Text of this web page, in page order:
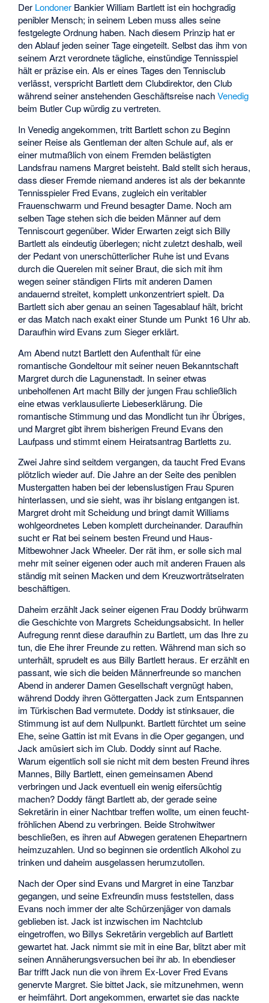
Der Londoner Bankier William Bartlett ist ein hochgradig
penibler Mensch; in seinem Leben muss alles seine
festgelegte Ordnung haben. Nach diesem Prinzip hat er
den Ablauf jeden seiner Tage eingeteilt. Selbst das ihm von
seinem Arzt verordnete tägliche, einstündige Tennisspiel
hält er präzise ein. Als er eines Tages den Tennisclub
verlässt, verspricht Bartlett dem Clubdirektor, den Club
während seiner anstehenden Geschäftsreise nachVenedig
beim Butler Cup würdig zu vertreten.
In Venedig angekommen, tritt Bartlett schon zu Beginn
seiner Reise als Gentleman der alten Schule auf, als er
einer mutmaßlich von einem Fremden belästigten
Landsfrau namens Margret beisteht. Bald stellt sich heraus,
dass dieser Fremde niemand anderes ist als der bekannte
Tennisspieler Fred Evans, zugleich ein veritabler
Frauenschwarm und Freund besagter Dame. Noch am
selben Tage stehen sich die beiden Männer auf dem
Tenniscourt gegenüber. Wider Erwarten zeigt sich Billy
Bartlett als eindeutig überlegen; nicht zuletzt deshalb, weil
der Pedant von unerschütterlicher Ruhe ist und Evans
durch die Querelen mit seiner Braut, die sich mit ihm
wegen seiner ständigen Flirts mit anderen Damen
andauernd streitet, komplett unkonzentriert spielt. Da
Bartlett sich aber genau an seinen Tagesablauf hält, bricht
er das Match nach exakt einer Stunde um Punkt 16 Uhr ab.
Daraufhin wird Evans zum Sieger erklärt.
Am Abend nutzt Bartlett den Aufenthalt für eine
romantische Gondeltour mit seiner neuen Bekanntschaft
Margret durch die Lagunenstadt. In seiner etwas
unbeholfenen Art macht Billy der jungen Frau schließlich
eine etwas verklausulierte Liebeserklärung. Die
romantische Stimmung und das Mondlicht tun ihr Übriges,
und Margret gibt ihrem bisherigen Freund Evans den
Laufpass und stimmt einem Heiratsantrag Bartletts zu.
Zwei Jahre sind seitdem vergangen, da taucht Fred Evans
plötzlich wieder auf. Die Jahre an der Seite des peniblen
Mustergatten haben bei der lebenslustigen Frau Spuren
hinterlassen, und sie sieht, was ihr bislang entgangen ist.
Margret droht mit Scheidung und bringt damit Williams
wohlgeordnetes Leben komplett durcheinander. Daraufhin
sucht er Rat bei seinem besten Freund und Haus-
Mitbewohner Jack Wheeler. Der rät ihm, er solle sich mal
mehr mit seiner eigenen oder auch mit anderen Frauen als
ständig mit seinen Macken und dem Kreuzworträtselraten
beschäftigen.
Daheim erzählt Jack seiner eigenen Frau Doddy brühwarm
die Geschichte von Margrets Scheidungsabsicht. In heller
Aufregung rennt diese daraufhin zu Bartlett, um das Ihre zu
tun, die Ehe ihrer Freunde zu retten. Während man sich so
unterhält, sprudelt es aus Billy Bartlett heraus. Er erzählt en
passant, wie sich die beiden Männerfreunde so manchen
Abend in anderer Damen Gesellschaft vergnügt haben,
während Doddy ihren Göttergatten Jack zum Entspannen
im Türkischen Bad vermutete. Doddy ist stinksauer, die
Stimmung ist auf dem Nullpunkt. Bartlett fürchtet um seine
Ehe, seine Gattin ist mit Evans in die Oper gegangen, und
Jack amüsiert sich im Club. Doddy sinnt auf Rache.
Warum eigentlich soll sie nicht mit dem besten Freund ihres
Mannes, Billy Bartlett, einen gemeinsamen Abend
verbringen und Jack eventuell ein wenig eifersüchtig
machen? Doddy fängt Bartlett ab, der gerade seine
Sekretärin in einer Nachtbar treffen wollte, um einen feucht-
fröhlichen Abend zu verbringen. Beide Strohwitwer
beschließen, es ihren auf Abwegen geratenen Ehepartnern
heimzuzahlen. Und so beginnen sie ordentlich Alkohol zu
trinken und daheim ausgelassen herumzutollen.
Nach der Oper sind Evans und Margret in eine Tanzbar
gegangen, und seine Exfreundin muss feststellen, dass
Evans noch immer der alte Schürzenjäger von damals
geblieben ist. Jack ist inzwischen im Nachtclub
eingetroffen, wo Billys Sekretärin vergeblich auf Bartlett
gewartet hat. Jack nimmt sie mit in eine Bar, blitzt aber mit
seinen Annäherungsversuchen bei ihr ab. In ebendieser
Bar trifft Jack nun die von ihrem Ex-Lover Fred Evans
genervte Margret. Sie bittet Jack, sie mitzunehmen, wenn
er heimfährt. Dort angekommen, erwartet sie das nackte